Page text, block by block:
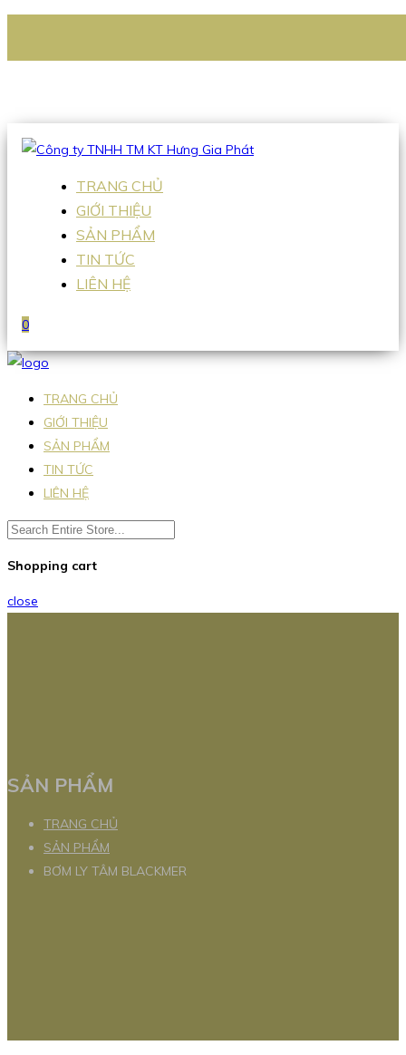
Hotline:0938 336 079
TRANG CHỦ
GIỚI THIỆU
SẢN PHẨM
TIN TỨC
LIÊN HỆ
0
TRANG CHỦ
GIỚI THIỆU
SẢN PHẨM
TIN TỨC
LIÊN HỆ
Shopping cart
close
SẢN PHẨM
TRANG CHỦ
SẢN PHẨM
BƠM LY TÂM BLACKMER